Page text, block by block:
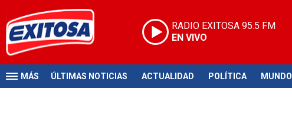
RADIO EXITOSA 95.5 FM
EN VIVO
MÁS ÚLTIMAS NOTICIAS ACTUALIDAD POLÍTICA MUNDO